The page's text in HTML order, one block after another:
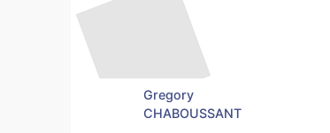
Gregory
CHABOUSSANT